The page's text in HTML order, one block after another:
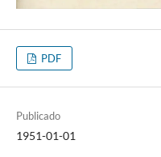
PDF
Publicado
1951-01-01